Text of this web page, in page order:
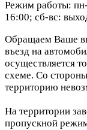
Режим работы:
16:00; сб-вс:
Обращаем Ваше
въезд на
осуществляется
схеме. Со
территорию
На территории
пропускной